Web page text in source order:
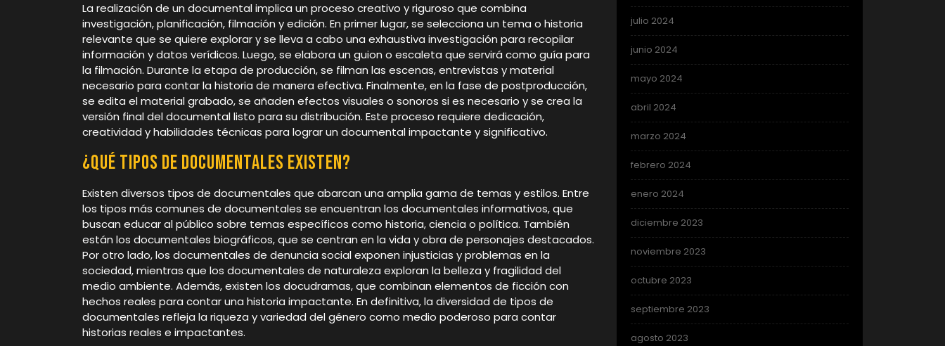
La realización de un documental implica un proceso creativo y riguroso que combina
investigación, planificación, filmación y edición. En primer lugar, se selecciona un tema o historia
relevante que se quiere explorar y se lleva a cabo una exhaustiva investigación para recopilar
información y datos verídicos. Luego, se elabora un guion o escaleta que servirá como guía para
la filmación. Durante la etapa de producción, se filman las escenas, entrevistas y material
necesario para contar la historia de manera efectiva. Finalmente, en la fase de postproducción,
se edita el material grabado, se añaden efectos visuales o sonoros si es necesario y se crea la
versión final del documental listo para su distribución. Este proceso requiere dedicación,
creatividad y habilidades técnicas para lograr un documental impactante y significativo.
¿Qué tipos de documentales existen?
Existen diversos tipos de documentales que abarcan una amplia gama de temas y estilos. Entre
los tipos más comunes de documentales se encuentran los documentales informativos, que
buscan educar al público sobre temas específicos como historia, ciencia o política. También
están los documentales biográficos, que se centran en la vida y obra de personajes destacados.
Por otro lado, los documentales de denuncia social exponen injusticias y problemas en la
sociedad, mientras que los documentales de naturaleza exploran la belleza y fragilidad del
medio ambiente. Además, existen los docudramas, que combinan elementos de ficción con
hechos reales para contar una historia impactante. En definitiva, la diversidad de tipos de
documentales refleja la riqueza y variedad del género como medio poderoso para contar
historias reales e impactantes.
julio 2024
junio 2024
mayo 2024
abril 2024
marzo 2024
febrero 2024
enero 2024
diciembre 2023
noviembre 2023
octubre 2023
septiembre 2023
agosto 2023